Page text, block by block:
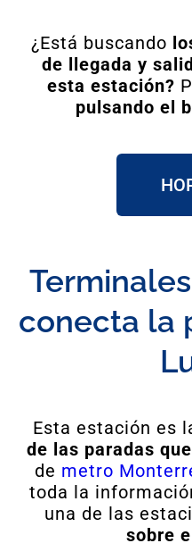
¿Está buscando
de llegada y
esta estación?
pulsando el
conecta la
Esta estación es
de las paradas
de metro
toda la
una de las
sobre